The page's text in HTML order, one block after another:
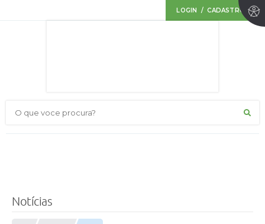
LOGIN / CADASTRO
O que voce procura?
Notícias